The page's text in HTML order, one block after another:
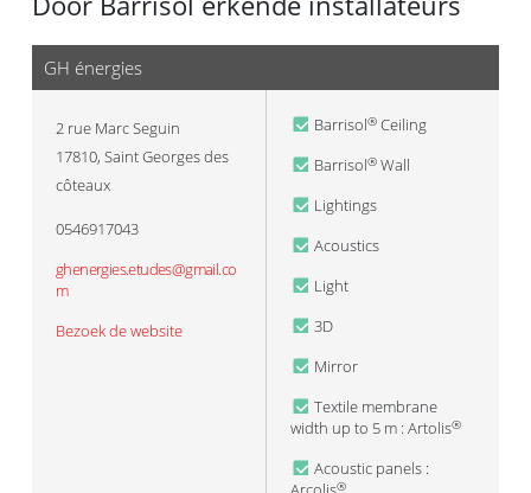
GH énergies
2 rue Marc Seguin
17810, Saint Georges des
côteaux
0546917043
ghenergies.etudes@gmail.co
m
Bezoek de website
Barrisol® Ceiling
Barrisol® Wall
Lightings
Acoustics
Light
3D
Mirror
Textile membrane
width up to 5 m : Artolis®
Acoustic panels :
®